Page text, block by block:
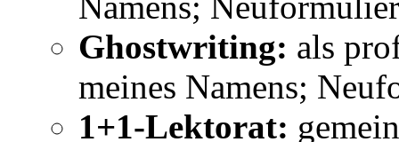
Ghostwriting: als
meines Namens;
1+1-Lektorat: